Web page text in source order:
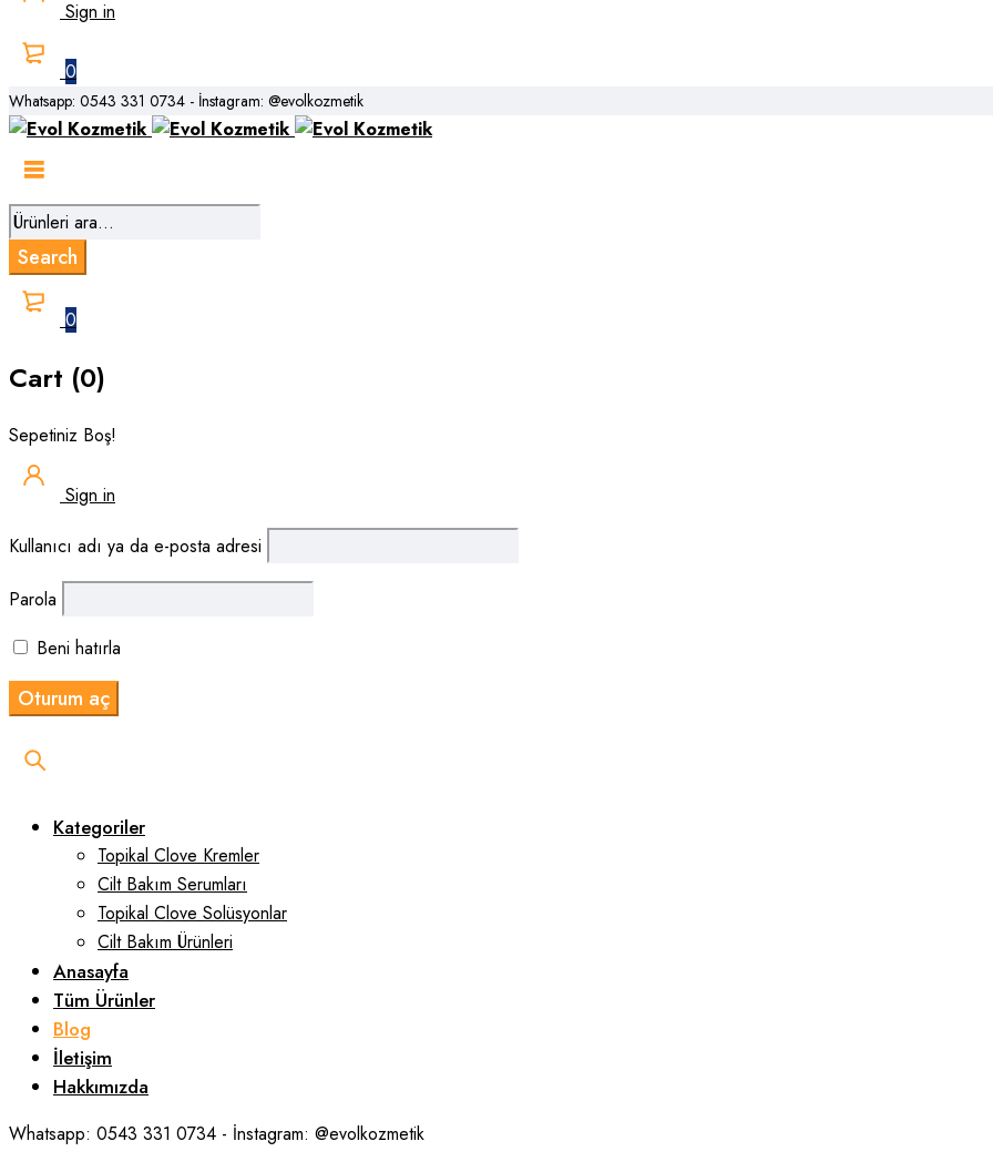
Sign in
0
Whatsapp: 0543 331 0734 - İnstagram: @evolkozmetik
0
Cart (0)
Sepetiniz Boş!
Sign in
Kullanıcı adı ya da e-posta adresi
Parola
Beni hatırla
Kategoriler
Topikal Clove Kremler
Cilt Bakım Serumları
Topikal Clove Solüsyonlar
Cilt Bakım Ürünleri
Anasayfa
Tüm Ürünler
Blog
İletişim
Hakkımızda
Whatsapp: 0543 331 0734 - İnstagram: @evolkozmetik